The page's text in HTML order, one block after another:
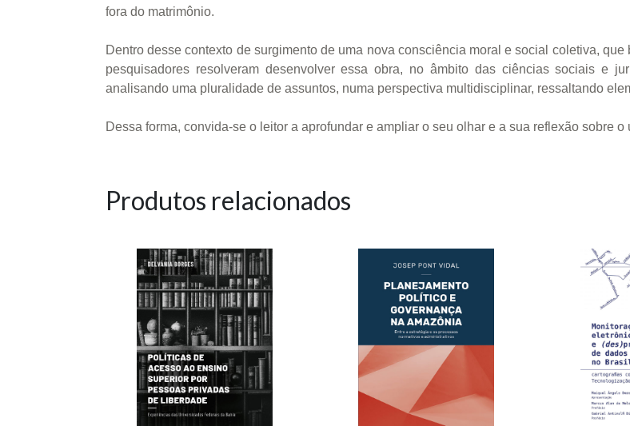
fora do matrimônio.
Dentro desse contexto de surgimento de uma nova consciência moral e social coletiva,
pesquisadores resolveram desenvolver essa obra, no âmbito das ciências sociais e
analisando uma pluralidade de assuntos, numa perspectiva multidisciplinar, ressaltando
Dessa forma, convida-se o leitor a aprofundar e ampliar o seu olhar e a sua reflexão sobre
Produtos relacionados